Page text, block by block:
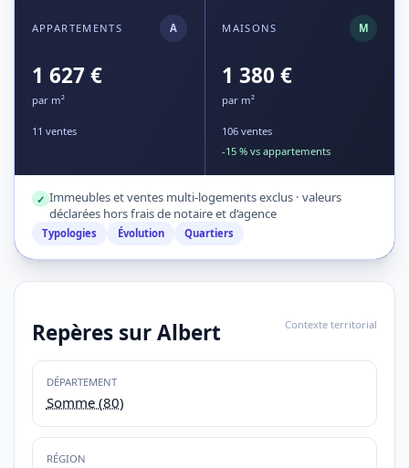
APPARTEMENTS A
1 627 €
par m²
11 ventes
MAISONS M
1 380 €
par m²
106 ventes
-15 % vs appartements
✓ Immeubles et ventes multi-logements exclus · valeurs
déclarées hors frais de notaire et d’agence
Typologies Évolution Quartiers
Repères sur Albert Contexte territorial
DÉPARTEMENT
Somme (80)
RÉGION